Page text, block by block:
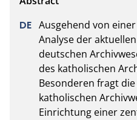
Ausgehend von
Analyse der
deutschen
des katholischen
Besonderen fragt
katholischen
Einrichtung einer